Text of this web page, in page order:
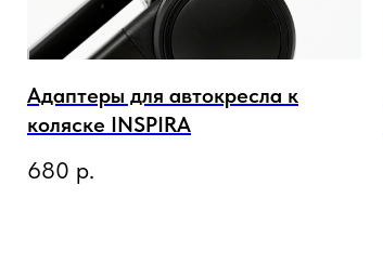
Адаптеры для автокресла к
коляске INSPIRA
680 р.